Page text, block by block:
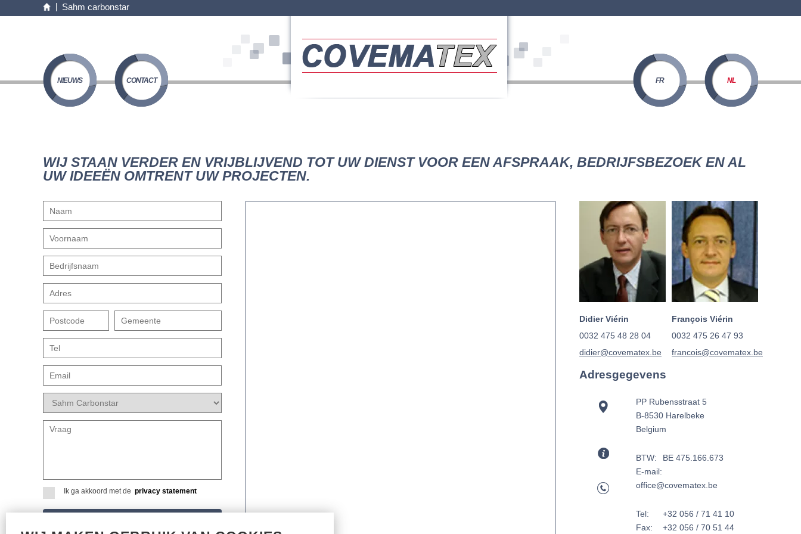
Sahm carbonstar
NIEUWS CONTACT FR NL
WIJ STAAN VERDER EN VRIJBLIJVEND TOT UW DIENST VOOR EEN AFSPRAAK, BEDRIJFSBEZOEK EN AL
UW IDEEËN OMTRENT UW PROJECTEN.
Ik ga akkoord met de privacy statement
Didier Viérin
0032 475 48 28 04
didier@covematex.be
François Viérin
0032 475 26 47 93
francois@covematex.be
Adresgegevens
PP Rubensstraat 5
B-8530 Harelbeke
Belgium
BTW:
BE 475.166.673
E-mail:
office@covematex.be
Tel:
+32 056 / 71 41 10
Fax:
+32 056 / 70 51 44